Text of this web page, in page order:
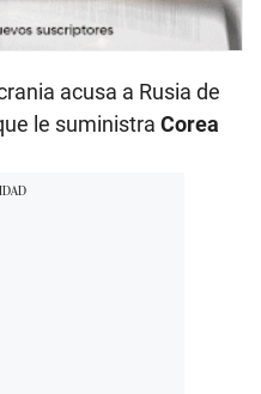
acusa a Rusia de
le suministra Corea